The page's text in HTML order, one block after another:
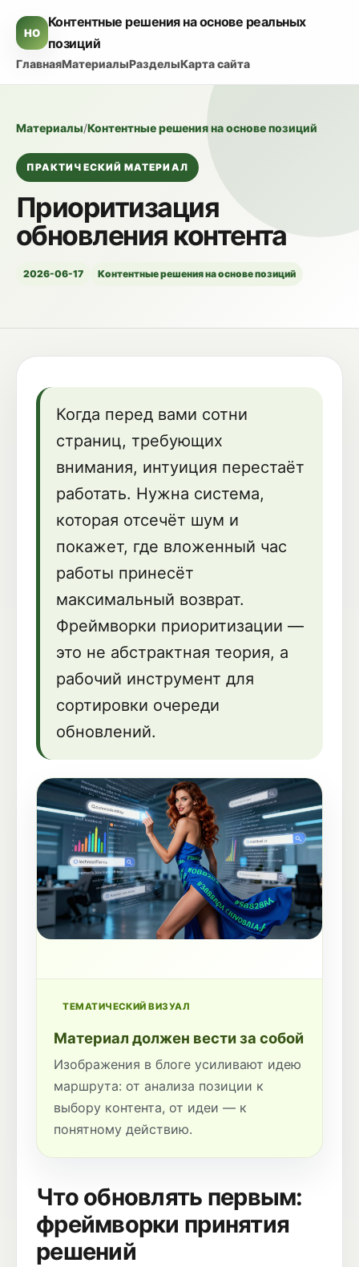
HO
Контентные решения на основе реальных
позиций
ГлавнаяМатериалыРазделыКарта сайта
Материалы/Контентные решения на основе позиций
ПРАКТИЧЕСКИЙ МАТЕРИАЛ
Приоритизация
обновления контента
2026-06-17 Контентные решения на основе позиций
Когда перед вами сотни
страниц, требующих
внимания, интуиция перестаёт
работать. Нужна система,
которая отсечёт шум и
покажет, где вложенный час
работы принесёт
максимальный возврат.
Фреймворки приоритизации —
это не абстрактная теория, а
рабочий инструмент для
сортировки очереди
обновлений.
ТЕМАТИЧЕСКИЙ ВИЗУАЛ
Материал должен вести за собой
Изображения в блоге усиливают идею
маршрута: от анализа позиции к
выбору контента, от идеи — к
понятному действию.
Что обновлять первым:
фреймворки принятия
решений